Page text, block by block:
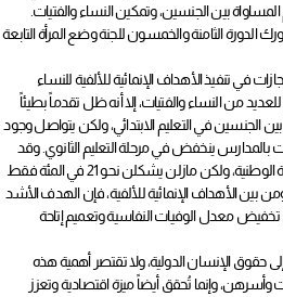
بين الجنسين، وتمكين النساء والفتيات.
الدورة الثامنة والخمسون للجنة وضع المرأة التابعة
في تنفيذ الأهداف الإنمائية للألفية للنساء
من النساء والفتيات، إلا أنه ظل تقدماً بطيئاً
الجنسين في التعليم الابتدائي، ولكن يتواصل وجود
بالمدارس ينخفض في مرحلة التعليم الثانوي. وقد
ازدادت نسبة النساء في المجالس النيابية الوطنية، ولكن مازلن يشكلن نحو 21 في المئة فقط
بين الأهداف الإنمائية للألفية، فإن الهدف الأشد
معدل الوفيات النفاسية وتعميم إتاحة
حقوق الإنسان الدولية، ولا تقتصر أهمية هذه
وأسرهن، وإنما تُحقق أيضاً ميزة اقتصادية وتعزز